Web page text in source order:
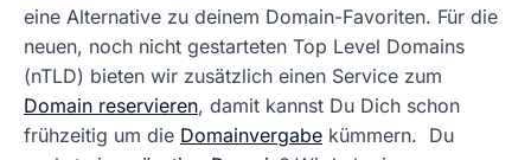
eine Alternative zu deinem Domain-Favoriten. Für die
neuen, noch nicht gestarteten Top Level Domains
(nTLD) bieten wir zusätzlich einen Service zum
Domain reservieren, damit kannst Du Dich schon
frühzeitig um die Domainvergabe kümmern. Du